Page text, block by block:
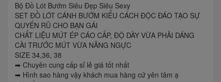
Bộ Đồ Lót Bướm Siêu Đẹp Siêu Sexy
SET ĐỒ LÓT CÁNH BƯỚM KIỂU CÁCH ĐỘC ĐÁO TẠO SỰ
QUYẾN RŨ CHO BẠN GÁI
CHẤT LIỆU MÚT ÉP CÁO CẤP, ĐỘ DÀY VỪA PHẢI DÁNG
CÀI TRƯỚC MÚT VỪA NÂNG NGỰC
SIZE 34,36, 38
➡ Chuyên cung cấp sỉ lẻ giá tốt nhất
➡ Hình sao hàng vậy khách mua hàng cứ yên tâm ạ